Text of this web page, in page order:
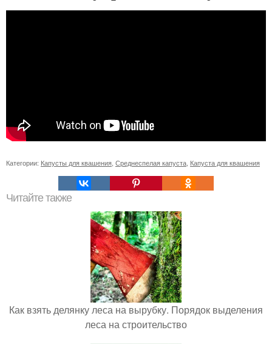
Категории: Капусты для квашения Среднеспелая капуста Капуста для квашения
Читайте также
Как взять делянку леса на вырубку. Порядок выделения
леса на строительство